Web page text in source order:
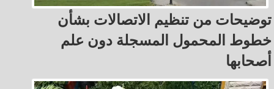
توضيحات من تنظيم الاتصالات بشأن
خطوط المحمول المسجلة دون علم
أصحابها